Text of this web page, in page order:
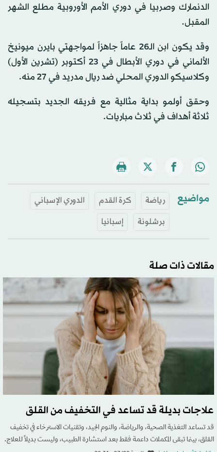
الدنمارك وصربيا في دوري الأمم الأوروبية مطلع الشهر
المقبل.
وقد يكون ابن الـ26 عاماً جاهزاً لمواجهتي بايرن ميونيخ
الألماني في دوري الأبطال في 23 أكتوبر (تشرين الأول)
وكلاسيكو الدوري المحلي ضد ريال مدريد في 27 منه.
وحقق أولمو بداية مثالية مع فريقه الجديد بتسجيله
ثلاثة أهداف في ثلاث مباريات.
مواضيع رياضة كرة القدم
الدوري الإسباني
برشلونة
إسبانيا
مقالات ذات صلة
علاجات بديلة قد تساعد في التخفيف من القلق
قد تساعد التغذية الصحية، والرياضة، والنوم الجيد، وتقنيات الاسترخاء في تخفيف
القلق، بينما تبقى المكملات داعمة فقط بعد استشارة الطبيب، وليست بديلاً للعلاج.